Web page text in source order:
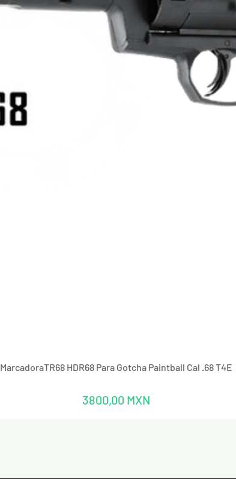
Vista rápida
MarcadoraTR68 HDR68 Para Gotcha Paintball Cal .68 T4E
Precio
3800,00 MXN